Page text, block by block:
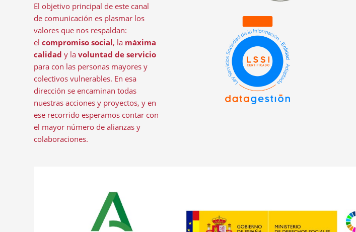
El objetivo principal de este canal
de comunicación es plasmar los
valores que nos respaldan:
el compromiso social, la máxima
calidad y la voluntad de servicio
para con las personas mayores y
colectivos vulnerables. En esa
dirección se encaminan todas
nuestras acciones y proyectos, y en
ese recorrido esperamos contar con
el mayor número de alianzas y
colaboraciones.